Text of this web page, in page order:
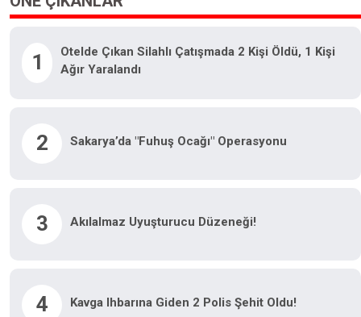
1
Otelde Çıkan Silahlı Çatışmada 2 Kişi Öldü, 1 Kişi
Ağır Yaralandı
2 Sakarya’da "fuhuş Ocağı" Operasyonu
3 Akılalmaz Uyuşturucu Düzeneği!
4 Kavga Ihbarına Giden 2 Polis Şehit Oldu!